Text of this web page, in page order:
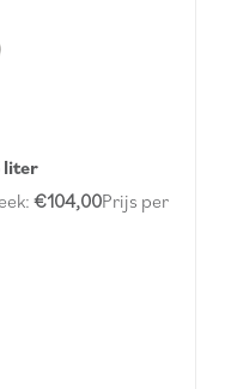
liter
€104,00Prijs per